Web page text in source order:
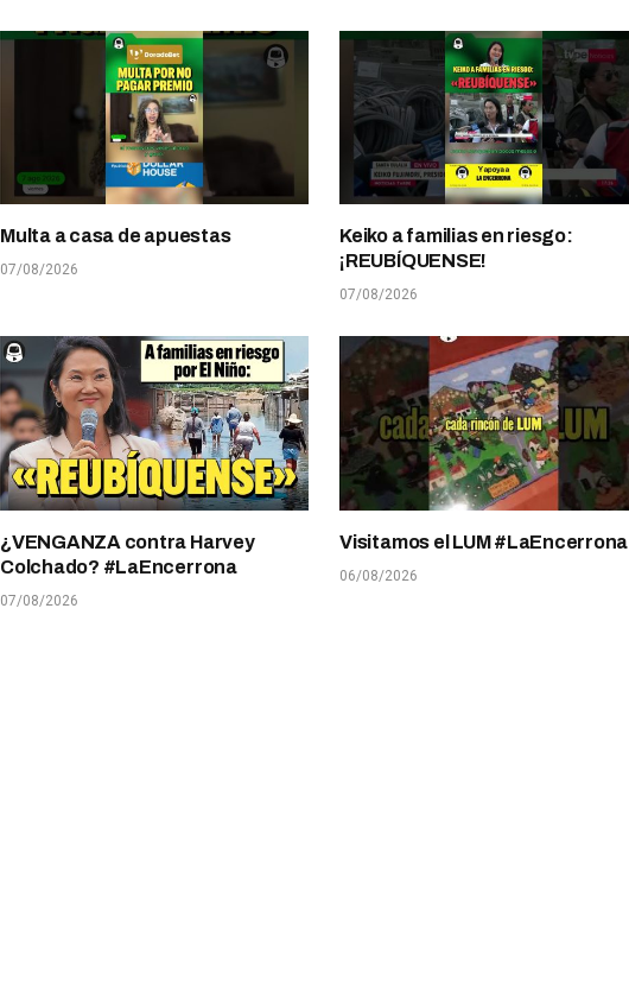
Multa a casa de apuestas
07/08/2026
Keiko a familias en riesgo:
¡REUBÍQUENSE!
07/08/2026
¿VENGANZA contra Harvey
Colchado? #LaEncerrona
07/08/2026
Visitamos el LUM #LaEncerrona
06/08/2026